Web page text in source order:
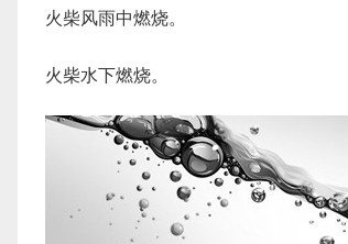
火柴风雨中燃烧。
火柴水下燃烧。